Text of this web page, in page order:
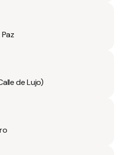
de Lujo)